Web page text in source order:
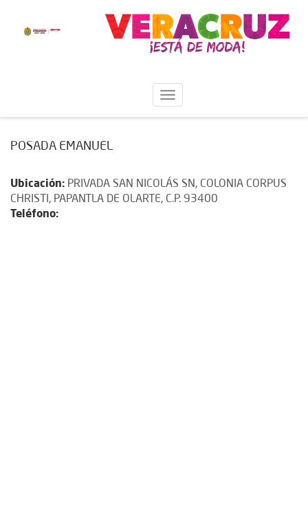
POSADA EMANUEL
Ubicación: PRIVADA SAN NICOLÁS SN, COLONIA CORPUS
CHRISTI, PAPANTLA DE OLARTE, C.P. 93400
Teléfono: